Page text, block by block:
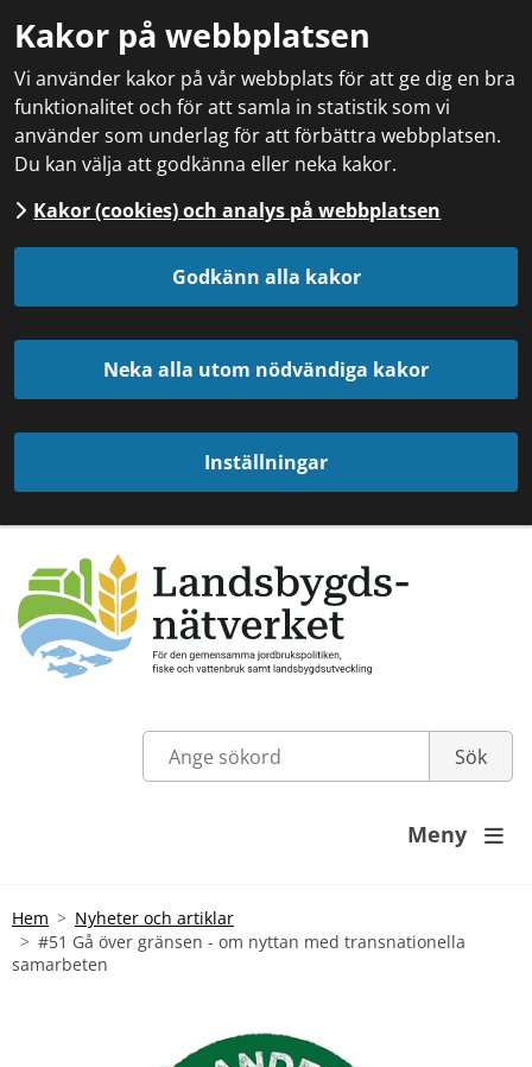
Kakor på webbplatsen
Vi använder kakor på vår webbplats för att ge dig en bra
funktionalitet och för att samla in statistik som vi
använder som underlag för att förbättra webbplatsen.
Du kan välja att godkänna eller neka kakor.
Kakor (cookies) och analys på webbplatsen
Godkänn alla kakor
Neka alla utom nödvändiga kakor
Inställningar
Meny 
Hem
Nyheter och artiklar
#51 Gå över gränsen - om nyttan med transnationella
samarbeten